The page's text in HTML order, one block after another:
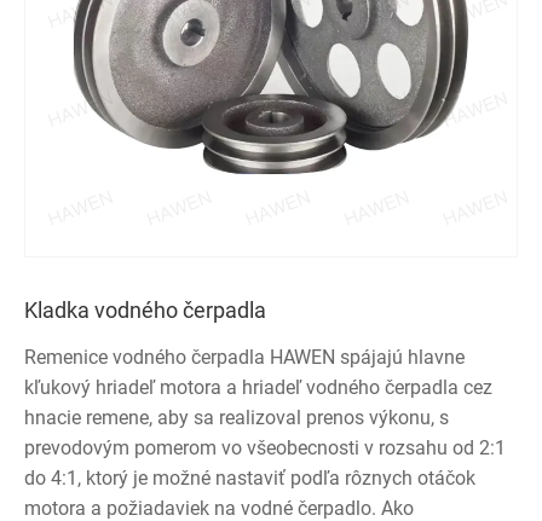
Kladka vodného čerpadla
Remenice vodného čerpadla HAWEN spájajú hlavne
kľukový hriadeľ motora a hriadeľ vodného čerpadla cez
hnacie remene, aby sa realizoval prenos výkonu, s
prevodovým pomerom vo všeobecnosti v rozsahu od 2:1
do 4:1, ktorý je možné nastaviť podľa rôznych otáčok
motora a požiadaviek na vodné čerpadlo. Ako